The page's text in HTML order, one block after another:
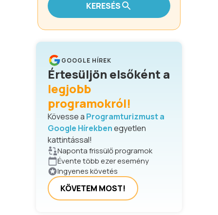
KERESÉS
GOOGLE HÍREK
Értesüljön elsőként a
legjobb
programokról!
Kövesse a Programturizmust a
Google Hírekbenegyetlen
kattintással!
Naponta frissülő programok
Évente több ezer esemény
Ingyenes követés
KÖVETEM MOST!